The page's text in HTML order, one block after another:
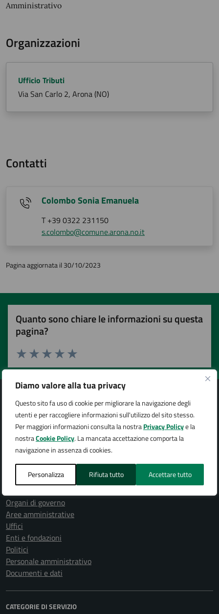
Diamo valore alla tua privacy
Questo sito fa uso di cookie per migliorare la navigazione degli
utenti e per raccogliere informazioni sull'utilizzo del sito stesso.
Per maggiori informazioni consulta la nostraPrivacy Policye la
nostraCookie Policy. La mancata accettazione comporta la
navigazione in assenza di cookies.
Personalizza Rifiuta tutto Accettare tutto
Amministrativo
Organizzazioni
Ufficio Tributi
Via San Carlo 2, Arona (NO)
Contatti
Colombo Sonia Emanuela
T +39 0322 231150
s.colombo@comune.arona.no.it
Pagina aggiornata il 30/10/2023
Quanto sono chiare le informazioni su questa
pagina?
Valuta 5 stelle su 5
Valuta 4 stelle su 5
Valuta 3 stelle su 5
Valuta 2 stelle su 5
Valuta 1 stelle su 5
Città di Arona
AMMINISTRAZIONE
Organi di governo
Aree amministrative
Uffici
Enti e fondazioni
Politici
Personale amministrativo
Documenti e dati
CATEGORIE DI SERVIZIO